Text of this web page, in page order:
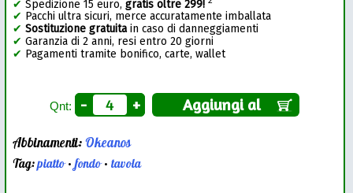
✔ Spedizione 15 euro,gratis oltre 299!
✔ Pacchi ultra sicuri, merce accuratamente imballata
✔ Sostituzione gratuitain caso di danneggiamenti
✔ Garanzia di 2 anni, resi entro 20 giorni
✔ Pagamenti tramite bonifico, carte, wallet
Qnt: - + Aggiungi al
Abbinamenti:Okeanos
Tag:piatto•fondo•tavola